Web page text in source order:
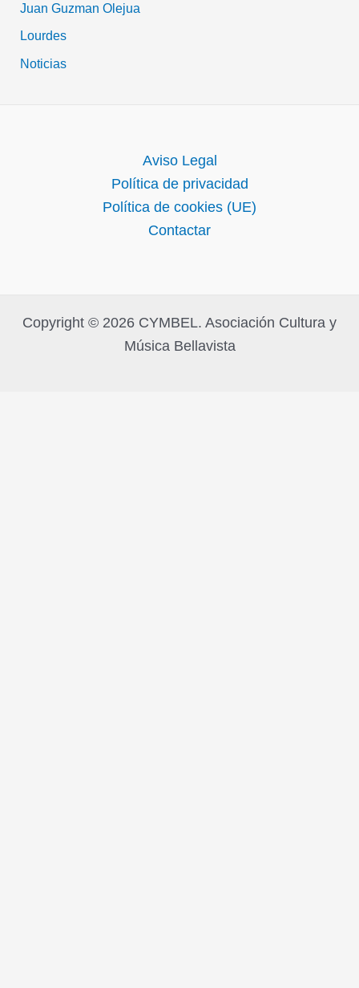
Juan Guzman Olejua
Lourdes
Noticias
Aviso Legal
Política de privacidad
Política de cookies (UE)
Contactar
Copyright © 2026 CYMBEL. Asociación Cultura y
Música Bellavista